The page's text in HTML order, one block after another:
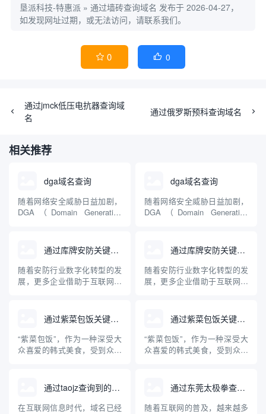
垦派科技-特惠派 » 通过墙砖查询域名 发布于 2026-04-27，
如发现网址过期，或无法访问，请联系我们。
 0  0
通过jmck低压电抗器查询域
名
通过俄罗斯预科查询域名
相关推荐
dga域名查询
随着网络安全威胁日益加剧，
DGA（Domain Generation
与封锁的常见手段。DGA域名
查询技术是识别和防范此类威
胁的关键工具。本文将详细介
绍DGA域名的原理、危害、
dga域名查询
随着网络安全威胁日益加剧，
DGA（Domain Generation
与封锁的常见手段。DGA域名
查询技术是识别和防范此类威
胁的关键工具。本文将详细介
绍DGA域名的原理、危害、
通过库牌安防关键词查询到的域名
随着安防行业数字化转型的发
展，更多企业借助于互联网进
关域名受到行业关注。本文梳
理通过“库牌安防”关键词在主
流平台检索得到的相关域名，
并对安防公司为何重视域名布
通过库牌安防关键词查询到的域名
随着安防行业数字化转型的发
展，更多企业借助于互联网进
关域名受到行业关注。本文梳
理通过“库牌安防”关键词在主
流平台检索得到的相关域名，
并对安防公司为何重视域名布
通过紫菜包饭关键词查询到的域名
“紫菜包饭”，作为一种深受大
众喜爱的韩式美食，受到众多
在互联网上可以查询到的相关
域名，并对“紫菜包饭”这一美
食进行专业科普，涵盖其起
通过紫菜包饭关键词查询到的域名
“紫菜包饭”，作为一种深受大
众喜爱的韩式美食，受到众多
在互联网上可以查询到的相关
域名，并对“紫菜包饭”这一美
食进行专业科普，涵盖其起
通过taojz查询到的域名网站
在互联网信息时代，域名已经
通过东莞太极拳查询域名
随着互联网的普及，越来越多